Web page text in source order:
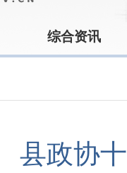
综合资讯
县政协